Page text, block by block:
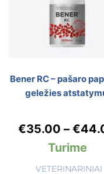
Bener RC – pašaro
geležies
€35.00 – €
Turime
VETERINARINIAI